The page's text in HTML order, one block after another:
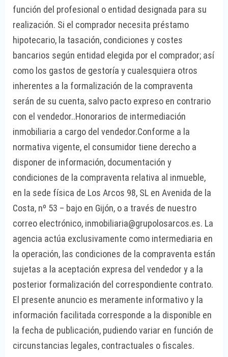
función del profesional o entidad designada para su
realización. Si el comprador necesita préstamo
hipotecario, la tasación, condiciones y costes
bancarios según entidad elegida por el comprador; así
como los gastos de gestoría y cualesquiera otros
inherentes a la formalización de la compraventa
serán de su cuenta, salvo pacto expreso en contrario
con el vendedor..Honorarios de intermediación
inmobiliaria a cargo del vendedor.Conforme a la
normativa vigente, el consumidor tiene derecho a
disponer de información, documentación y
condiciones de la compraventa relativa al inmueble,
en la sede física de Los Arcos 98, SL en Avenida de la
Costa, nº 53 – bajo en Gijón, o a través de nuestro
correo electrónico, inmobiliaria@grupolosarcos.es. La
agencia actúa exclusivamente como intermediaria en
la operación, las condiciones de la compraventa están
sujetas a la aceptación expresa del vendedor y a la
posterior formalización del correspondiente contrato.
El presente anuncio es meramente informativo y la
información facilitada corresponde a la disponible en
la fecha de publicación, pudiendo variar en función de
circunstancias legales, contractuales o fiscales.